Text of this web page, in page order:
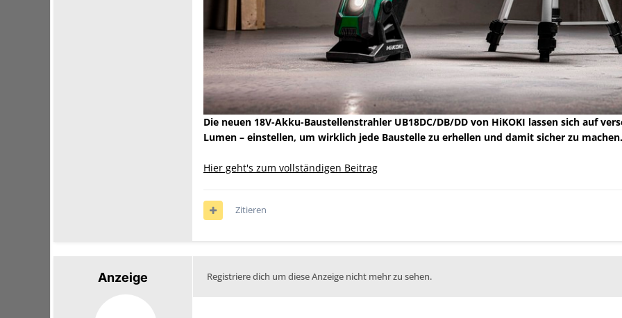
Die neuen 18V-Akku-Baustellenstrahler UB18DC/DB/DD von HiKOKI lassen sich auf
Lumen – einstellen, um wirklich jede Baustelle zu erhellen und damit sicher zu machen.
Hier geht's zum vollständigen Beitrag
Zitieren
Anzeige Registriere dich um diese Anzeige nicht mehr zu sehen.